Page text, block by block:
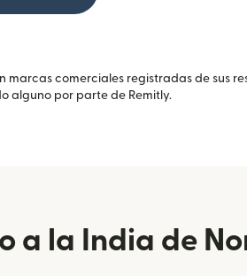
marcas comerciales registradas de sus
alguno por parte de Remitly.
a la India de